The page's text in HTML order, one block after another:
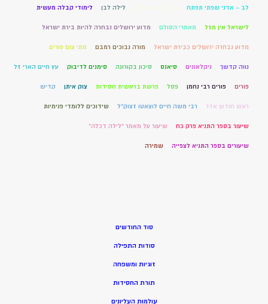
לב – אדני שפתי תפתח לילה לבן לימודי קבלה מעשית
לישראל אין מזל מאמרי הסולם מדוע ירושלים נבחרה להיות בירת ישראל
מדוע נבחרה ירושלים כבירת ישראל מורה נבוכים רמבם מתי צום פורים
נווה קדשך ניקלאונים סיאנס סיכון בקורונה סימנים לדיבוק עץ חיים הארי זל
פורים פורים רבי נחמן פסל פרשת בראשית חסידות צוק איתן קדיש
ראש חודש אדר רבי משה חיים לוצאטו זצוק"ל שידוכים ללומדי פנימיות
שיעור בספר התניא פרק כח שיעור על מאמר "לילה דכלה"
שיעורים בספר התניא לצפייה שמירה
סוד החודשים
סודות התפילה
זוגיות ומשפחה
תורת החסידות
עולמות העליונים